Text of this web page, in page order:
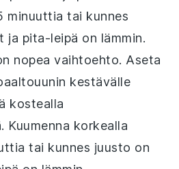
minuuttia tai kunnes
ja pita-leipä on lämmin.
nopea vaihtoehto. Aseta
kestävälle
kostealla
Kuumenna korkealla
tai kunnes juusto on